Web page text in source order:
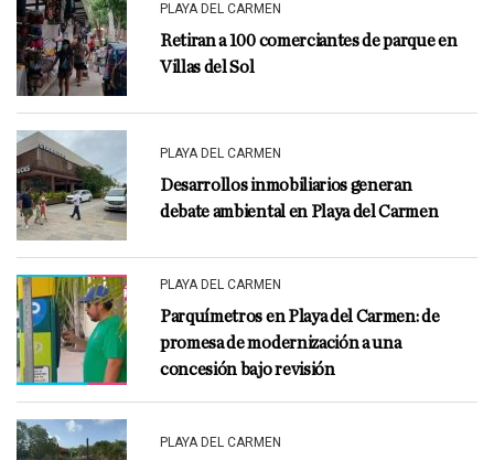
PLAYA DEL CARMEN
Retiran a 100 comerciantes de parque en
Villas del Sol
PLAYA DEL CARMEN
Desarrollos inmobiliarios generan
debate ambiental en Playa del Carmen
PLAYA DEL CARMEN
Parquímetros en Playa del Carmen: de
promesa de modernización a una
concesión bajo revisión
PLAYA DEL CARMEN